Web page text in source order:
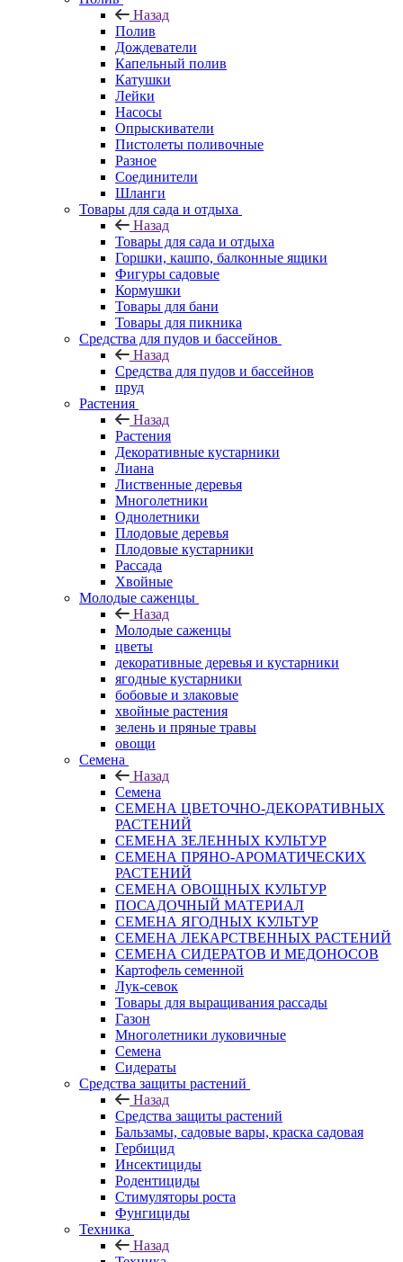
Назад
Полив
Дождеватели
Капельный полив
Катушки
Лейки
Насосы
Опрыскиватели
Пистолеты поливочные
Разное
Соединители
Шланги
Товары для сада и отдыха
Назад
Товары для сада и отдыха
Горшки, кашпо, балконные ящики
Фигуры садовые
Кормушки
Товары для бани
Товары для пикника
Средства для пудов и бассейнов
Назад
Средства для пудов и бассейнов
пруд
Растения
Назад
Растения
Декоративные кустарники
Лиана
Лиственные деревья
Многолетники
Однолетники
Плодовые деревья
Плодовые кустарники
Рассада
Хвойные
Молодые саженцы
Назад
Молодые саженцы
цветы
декоративные деревья и кустарники
ягодные кустарники
бобовые и злаковые
хвойные растения
зелень и пряные травы
овощи
Семена
Назад
Семена
СЕМЕНА ЦВЕТОЧНО-ДЕКОРАТИВНЫХ
РАСТЕНИЙ
СЕМЕНА ЗЕЛЕННЫХ КУЛЬТУР
СЕМЕНА ПРЯНО-АРОМАТИЧЕСКИХ
РАСТЕНИЙ
СЕМЕНА ОВОЩНЫХ КУЛЬТУР
ПОСАДОЧНЫЙ МАТЕРИАЛ
СЕМЕНА ЯГОДНЫХ КУЛЬТУР
СЕМЕНА ЛЕКАРСТВЕННЫХ РАСТЕНИЙ
СЕМЕНА СИДЕРАТОВ И МЕДОНОСОВ
Картофель семенной
Лук-севок
Товары для выращивания рассады
Газон
Многолетники луковичные
Семена
Сидераты
Средства защиты растений
Назад
Средства защиты растений
Бальзамы, садовые вары, краска садовая
Гербицид
Инсектициды
Родентициды
Стимуляторы роста
Фунгициды
Техника
Назад